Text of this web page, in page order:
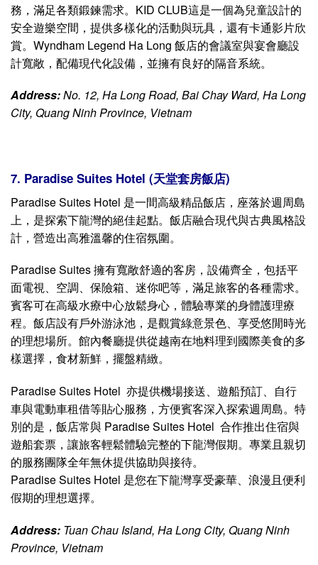
務，滿足各類鍛鍊需求。 KID CLUB這是一個為兒童設計的
安全遊樂空間，提供多樣化的活動與玩具，還有卡通影片欣
賞。Wyndham Legend Ha Long 飯店的會議室與宴會廳設
計寬敞，配備現代化設備，並擁有良好的隔音系統。
Address:No. 12, Ha Long Road, Bai Chay Ward, Ha Long
City, Quang NinhProvince, Vietnam
7. Paradise Suites Hotel (天堂套房飯店)
Paradise Suites Hotel 是一間高級精品飯店，座落於週周島
上，是探索下龍灣的絕佳起點。飯店融合現代與古典風格設
計，營造出高雅溫馨的住宿氛圍。
Paradise Suites 擁有寬敞舒適的客房，設備齊全，包括平
賓客可在高級水療中心放鬆身心，體驗專業的身體護理療
程。飯店設有戶外游泳池，是觀賞綠意景色、享受悠閒時光